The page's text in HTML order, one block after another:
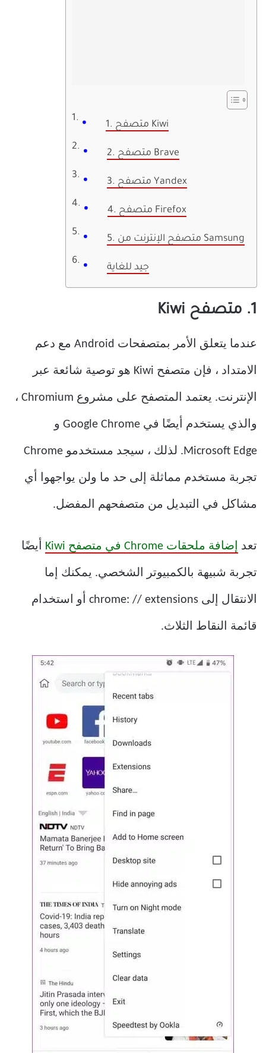
1. متصفح Kiwi
2. متصفح Brave
3. متصفح Yandex
4. متصفح Firefox
5. متصفح الإنترنت من Samsung
جيد للغاية
1. متصفح Kiwi
عندما يتعلق الأمر بمتصفحات Android مع دعم
الامتداد ، فإن متصفح Kiwi هو توصية شائعة عبر
الإنترنت. يعتمد المتصفح على مشروع Chromium ،
والذي يستخدم أيضًا في Google Chrome و
Microsoft Edge. لذلك ، سيجد مستخدمو Chrome
تجربة مستخدم مماثلة إلى حد ما ولن يواجهوا أي
مشاكل في التبديل من متصفحهم المفضل.
تعد إضافة ملحقات Chrome في متصفح Kiwi أيضًا
تجربة شبيهة بالكمبيوتر الشخصي. يمكنك إما
الانتقال إلى chrome: // extensions أو استخدام
قائمة النقاط الثلاث.